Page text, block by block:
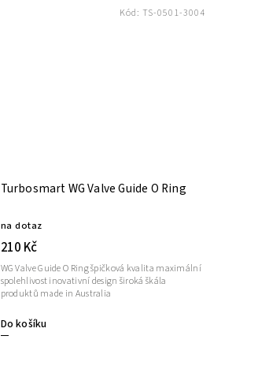
Turbosmart WG Valve Guide O Ring
na dotaz
210 Kč
Do košíku
WG Valve Guide O Ring špičková kvalita maximální
spolehlivost inovativní design široká škála
produktů made in Australia
Kód: TS-0501-3004